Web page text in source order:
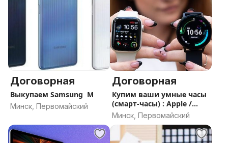
Договорная
Выкупаем Samsung M
Минск, Первомайский
Договорная
Купим ваши умные часы
(смарт-часы) : Apple /
Samsung / Garmin /Xiaomi
/ Huawei / Amazfit
Минск, Первомайский